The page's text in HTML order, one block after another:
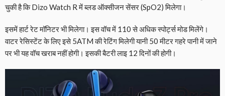
चुकी है कि Dizo Watch R में ब्लड ऑक्सीजन सेंसर (SpO2) मिलेगा।
इसमें हार्ट रेट मॉनिटर भी मिलेगा। इस वॉच में 110 से अधिक स्पोर्ट्स मोड मिलेंगे।
वाटर रेसिस्टेंट के लिए इसे 5ATM की रेटिंग मिलेगी यानी 50 मीटर गहरे पानी में जाने
पर भी यह वॉच खराब नहीं होगी। इसकी बैटरी लाइ 12 दिनों की होगी।